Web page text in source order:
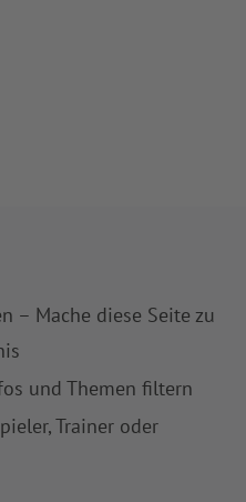
– Mache diese Seite zu
und Themen filtern
Trainer oder